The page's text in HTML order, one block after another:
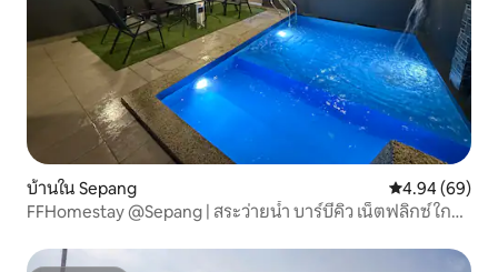
บ้านใน Sepang คะแนนเฉลี่ย
4.94 (69)
FFHomestay @Sepang | สระว่ายน้ำ บาร์บีคิว เน็ตฟลิกซ์ ใกล้